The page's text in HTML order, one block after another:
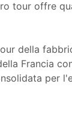
tour offre
della
Francia
per